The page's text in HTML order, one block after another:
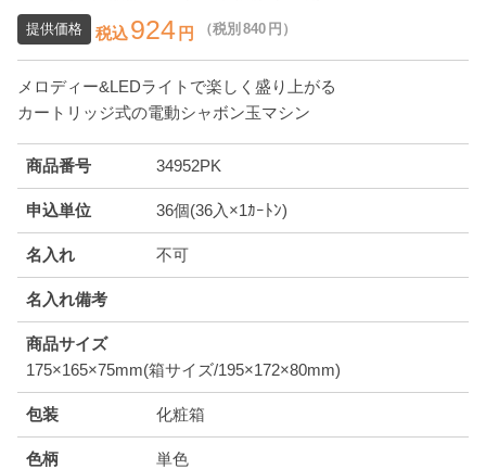
提供価格 税込924 円 （税別 840 円）
メロディー&LEDライトで楽しく盛り上がる
カートリッジ式の電動シャボン玉マシン
商品番号 34952PK
申込単位 36個(36入×1ｶｰﾄﾝ)
名入れ 不可
名入れ備考
商品サイズ
175×165×75mm(箱サイズ/195×172×80mm)
包装 化粧箱
色柄 単色